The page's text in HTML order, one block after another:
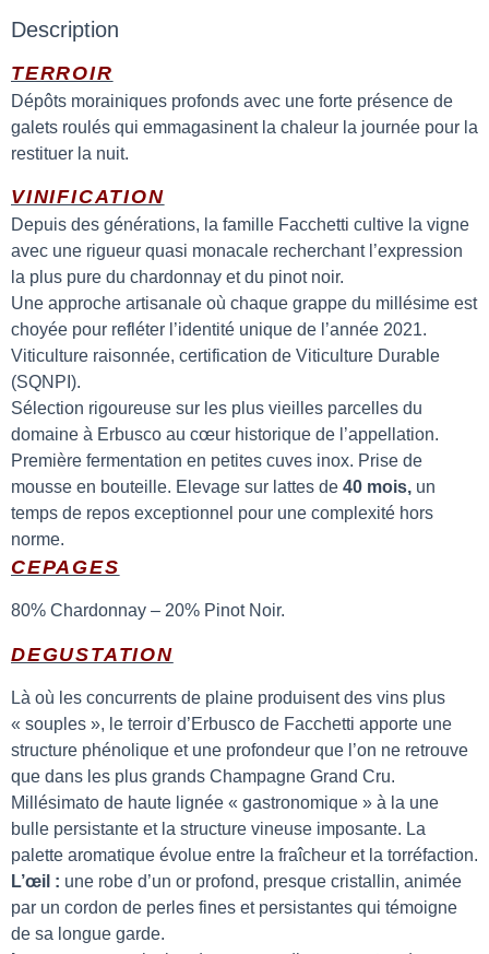
Description
TERROIR
Dépôts morainiques profonds avec une forte présence de
galets roulés qui emmagasinent la chaleur la journée pour la
restituer la nuit.
VINIFICATION
Depuis des générations, la famille Facchetti cultive la vigne
avec une rigueur quasi monacale recherchant l’expression
la plus pure du chardonnay et du pinot noir.
Une approche artisanale où chaque grappe du millésime est
choyée pour refléter l’identité unique de l’année 2021.
Viticulture raisonnée, certification de Viticulture Durable
(SQNPI).
Sélection rigoureuse sur les plus vieilles parcelles du
domaine à Erbusco au cœur historique de l’appellation.
Première fermentation en petites cuves inox. Prise de
mousse en bouteille. Elevage sur lattes de 40 mois, un
temps de repos exceptionnel pour une complexité hors
norme.
CEPAGES
80% Chardonnay – 20% Pinot Noir.
DEGUSTATION
Là où les concurrents de plaine produisent des vins plus
« souples », le terroir d’Erbusco de Facchetti apporte une
structure phénolique et une profondeur que l’on ne retrouve
que dans les plus grands Champagne Grand Cru.
Millésimato de haute lignée « gastronomique » à la une
bulle persistante et la structure vineuse imposante. La
palette aromatique évolue entre la fraîcheur et la torréfaction.
L’œil : une robe d’un or profond, presque cristallin, animée
par un cordon de perles fines et persistantes qui témoigne
de sa longue garde.